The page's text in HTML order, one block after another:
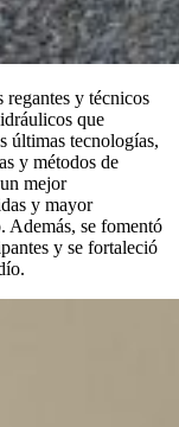
regantes y técnicos
que
últimas tecnologías,
y métodos de
mejor
y mayor
Además, se fomentó
y se fortaleció